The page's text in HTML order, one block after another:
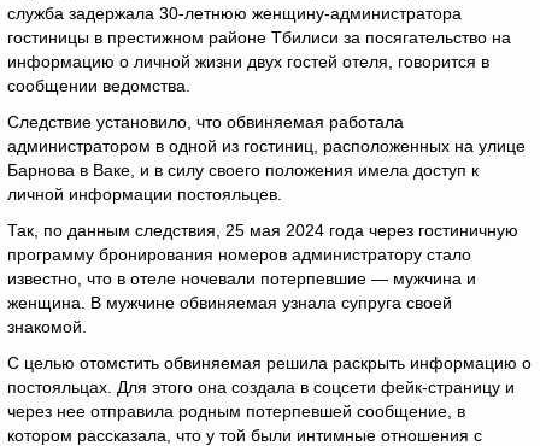
служба задержала 30-летнюю женщину-администратора
гостиницы в престижном районе Тбилиси за посягательство на
информацию о личной жизни двух гостей отеля, говорится в
сообщении ведомства.
Следствие установило, что обвиняемая работала
администратором в одной из гостиниц, расположенных на улице
Барнова в Ваке, и в силу своего положения имела доступ к
личной информации постояльцев.
Так, по данным следствия, 25 мая 2024 года через гостиничную
программу бронирования номеров администратору стало
известно, что в отеле ночевали потерпевшие — мужчина и
женщина. В мужчине обвиняемая узнала супруга своей
знакомой.
С целью отомстить обвиняемая решила раскрыть информацию о
постояльцах. Для этого она создала в соцсети фейк-страницу и
через нее отправила родным потерпевшей сообщение, в
котором рассказала, что у той были интимные отношения с